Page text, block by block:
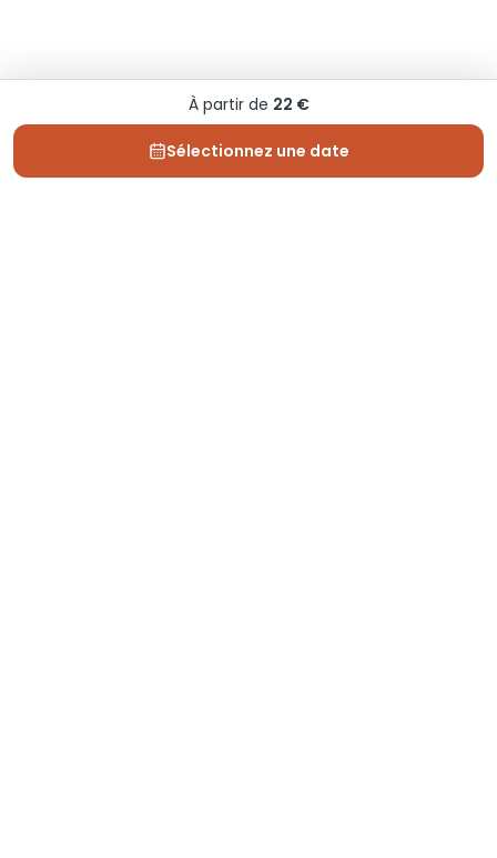
À partir de 22 €
Sélectionnez une date